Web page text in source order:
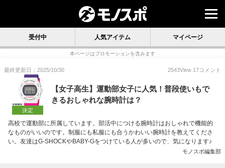
受付中 人気アイテム マイページ
本ページはプロモーションを含みます
最終更新日：2025/10/30 2543View 17コメント
決定
【女子高生】運動部女子に人気！普段使いもで
きるおしゃれな腕時計は？
高校で運動部に所属しています。部活中につける腕時計はおしゃれで機能的
なものがいいのです。制服にも私服にも合うかわいい腕時計を教えてくださ
い。友達はG-SHOCKやBABY-Gをつけている人が多いので、気になります♪
モノスポ編集部